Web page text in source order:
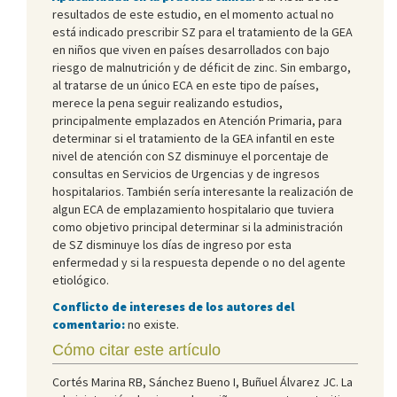
resultados de este estudio, en el momento actual no
está indicado prescribir SZ para el tratamiento de la GEA
en niños que viven en países desarrollados con bajo
riesgo de malnutrición y de déficit de zinc. Sin embargo,
al tratarse de un único ECA en este tipo de países,
merece la pena seguir realizando estudios,
principalmente emplazados en Atención Primaria, para
determinar si el tratamiento de la GEA infantil en este
nivel de atención con SZ disminuye el porcentaje de
consultas en Servicios de Urgencias y de ingresos
hospitalarios. También sería interesante la realización de
algun ECA de emplazamiento hospitalario que tuviera
como objetivo principal determinar si la administración
de SZ disminuye los días de ingreso por esta
enfermedad y si la respuesta depende o no del agente
etiológico.
Conflicto de intereses de los autores del
comentario:no existe.
Cómo citar este artículo
Cortés Marina RB, Sánchez Bueno I, Buñuel Álvarez JC. La